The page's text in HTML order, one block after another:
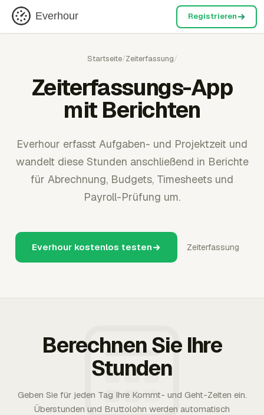
Everhour Registrieren
Startseite/Zeiterfassung/
Zeiterfassungs-App
mit Berichten
Everhour erfasst Aufgaben- und Projektzeit und
wandelt diese Stunden anschließend in Berichte
für Abrechnung, Budgets, Timesheets und
Payroll-Prüfung um.
Everhour kostenlos testen Zeiterfassung
Berechnen Sie Ihre
Stunden
Geben Sie für jeden Tag Ihre Kommt- und Geht-Zeiten ein.
Überstunden und Bruttolohn werden automatisch